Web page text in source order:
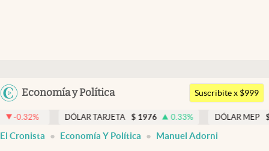
Argentina
Economía y Política
Members
Economía y Política
Finanzas y Mercados
Suscribite x $999
DÓLAR TARJETA $ 1976 0.33% DÓLAR MEP $ 1518,45
El Cronista Economía Y Política Manuel Adorni